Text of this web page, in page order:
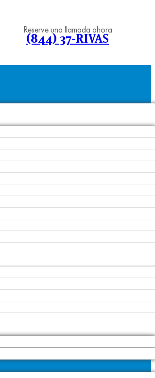
Reserve una llamada ahora
(844) 37-RIVAS